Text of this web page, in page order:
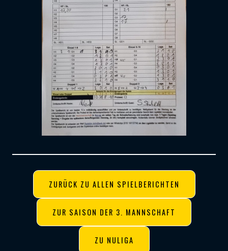
ZURÜCK ZU ALLEN SPIELBERICHTEN
ZUR SAISON DER 3. MANNSCHAFT
ZU NULIGA